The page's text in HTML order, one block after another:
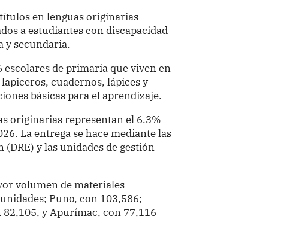
en lenguas originarias
a estudiantes con discapacidad
y secundaria.
de primaria que viven en
cuadernos, lápices y
básicas para el aprendizaje.
originarias representan el 6.3%
La entrega se hace mediante las
y las unidades de gestión
volumen de materiales
Puno, con 103,586;
y Apurímac, con 77,116